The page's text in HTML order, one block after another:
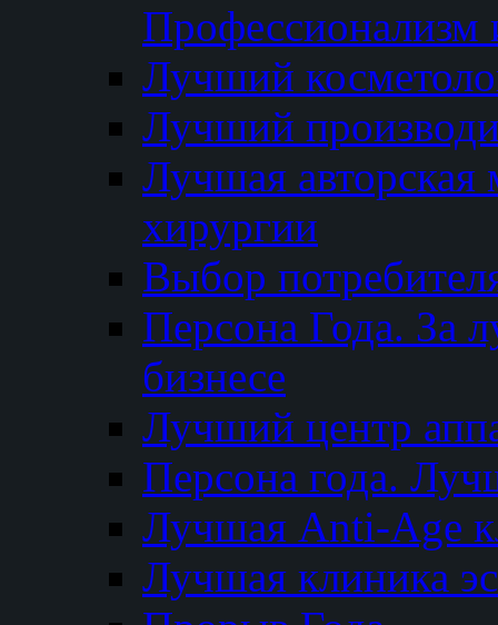
Профессионализм
Лучший
Лучший
Лучшая авторская
хирургии
Выбор
Персона Года. За
бизнесе
Лучший центр
Персона года.
Лучшая Anti-Age
Лучшая клиника